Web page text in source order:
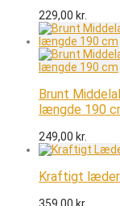
229,00 kr.
Brunt
længde 190
249,00 kr.
Kraftigt
359,00 kr.